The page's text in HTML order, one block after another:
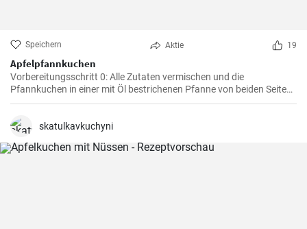
Speichern Aktie 19
Apfelpfannkuchen
Vorbereitungsschritt 0: Alle Zutaten vermischen und die
Pfannkuchen in einer mit Öl bestrichenen Pfanne von beiden Seiten
braten.
skatulkavkuchyni